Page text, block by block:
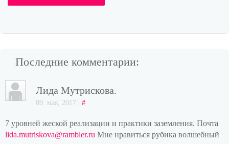
Последние комментарии:
Лида Мутрискова.
09. мая, 2017 | #
7 уровней жеской реализации и практики заземления. Почта
lida.mutriskova@rambler.ru Мне нравиться рубика волшебный